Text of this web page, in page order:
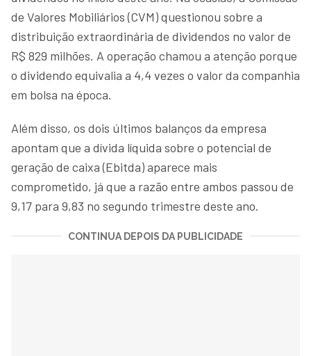
de Valores Mobiliários (CVM) questionou sobre a
distribuição extraordinária de dividendos no valor de
R$ 829 milhões. A operação chamou a atenção porque
o dividendo equivalia a 4,4 vezes o valor da companhia
em bolsa na época.
Além disso, os dois últimos balanços da empresa
apontam que a dívida líquida sobre o potencial de
geração de caixa (Ebitda) aparece mais
comprometido, já que a razão entre ambos passou de
9,17 para 9,83 no segundo trimestre deste ano.
CONTINUA DEPOIS DA PUBLICIDADE